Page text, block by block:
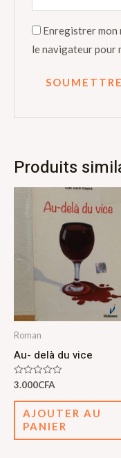
Enregistrer mon
le navigateur pour
Produits
Roman
Au- delà du vice
Note
0
sur
3.000CFA
AJOUTER AU
PANIER